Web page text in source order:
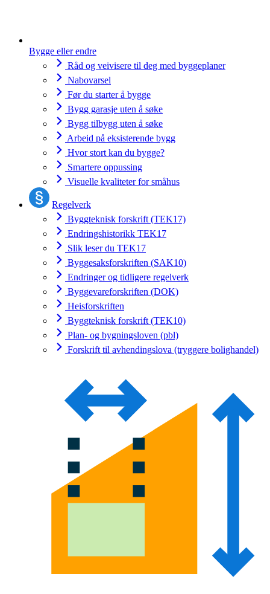
Bygge eller endre
Råd og veivisere til deg med byggeplaner
Nabovarsel
Før du starter å bygge
Bygg garasje uten å søke
Bygg tilbygg uten å søke
Arbeid på eksisterende bygg
Hvor stort kan du bygge?
Smartere oppussing
Visuelle kvaliteter for småhus
Regelverk
Byggteknisk forskrift (TEK17)
Endringshistorikk TEK17
Slik leser du TEK17
Byggesaksforskriften (SAK10)
Endringer og tidligere regelverk
Byggevareforskriften (DOK)
Heisforskriften
Byggteknisk forskrift (TEK10)
Plan- og bygningsloven (pbl)
Forskrift til avhendingslova (tryggere bolighandel)